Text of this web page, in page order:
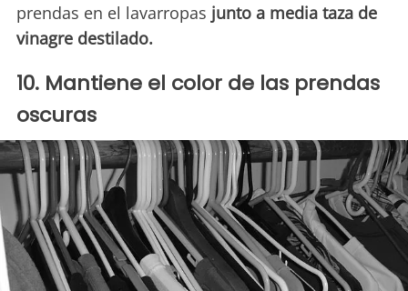
prendas en el lavarropas junto a media taza de
vinagre destilado.
10. Mantiene el color de las prendas
oscuras